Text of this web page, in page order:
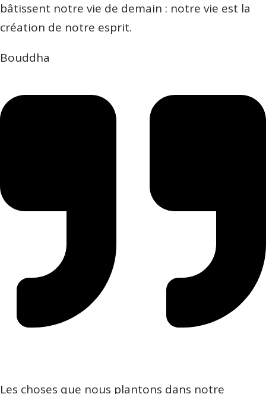
bâtissent notre vie de demain : notre vie est la
création de notre esprit.
Bouddha
Les choses que nous plantons dans notre